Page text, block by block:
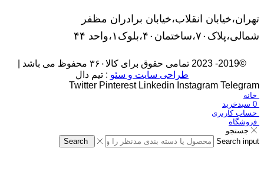
تهران،خیابان انقلاب،خیابان برادران مظفر
شمالی،پلاک۷۰،ساختمان۴۰،بلوک۱،واحد ۴۴
©2019- 2023 تمامی حقوق برای کالا۳۶۰ محفوظ می باشد |
طراحی سایت و سئو : تیم دال
Twitter Pinterest Linkedin Instagram Telegram
خانه
0 سبدخرید
حساب کاربری
فروشگاه
جستجو
Search input
Search